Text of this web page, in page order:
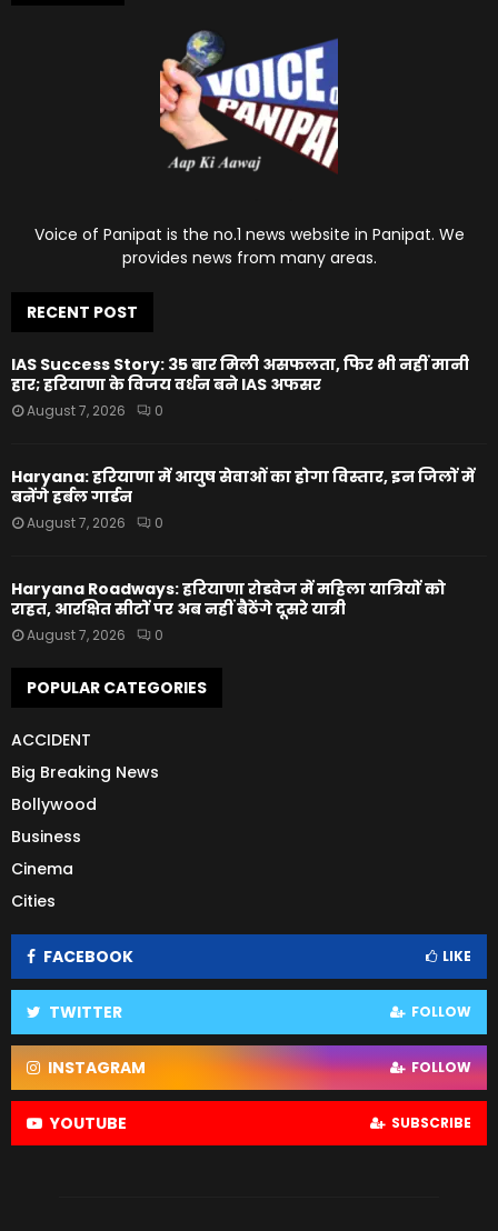
Voice of Panipat is the no.1 news website in Panipat. We
provides news from many areas.
RECENT POST
IAS Success Story: 35 बार मिली असफलता, फिर भी नहीं मानी
हार; हरियाणा के विजय वर्धन बने IAS अफसर
August 7, 2026 0
Haryana: हरियाणा में आयुष सेवाओं का होगा विस्तार, इन जिलों में
बनेंगे हर्बल गार्डन
August 7, 2026 0
Haryana Roadways: हरियाणा रोडवेज में महिला यात्रियों को
राहत, आरक्षित सीटों पर अब नहीं बैठेंगे दूसरे यात्री
August 7, 2026 0
POPULAR CATEGORIES
ACCIDENT
Big Breaking News
Bollywood
Business
Cinema
Cities
FACEBOOK LIKE
TWITTER FOLLOW
INSTAGRAM FOLLOW
YOUTUBE SUBSCRIBE